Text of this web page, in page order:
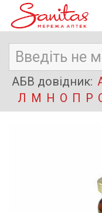
АБВ довідник:
Л М Н О П Р